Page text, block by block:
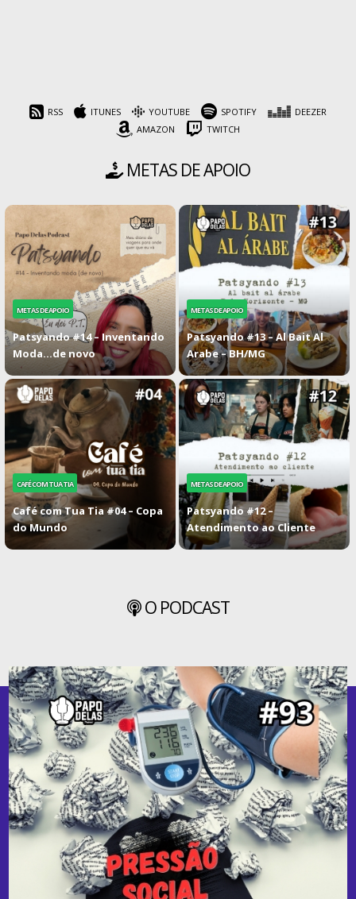
RSS ITUNES YOUTUBE SPOTIFY
DEEZER
AMAZON
TWITCH
METAS DE APOIO
METAS DE APOIO
Patsyando #14 – Inventando
Moda…de novo
METAS DE APOIO
Patsyando #13 – Al Bait Al
Arabe – BH/MG
CAFÉ COM TUA TIA
Café com Tua Tia #04 – Copa
do Mundo
METAS DE APOIO
Patsyando #12 –
Atendimento ao Cliente
O PODCAST